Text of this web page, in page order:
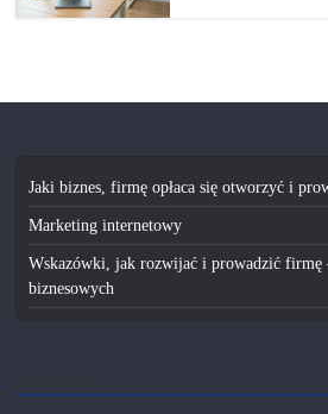
Jaki biznes, firmę opłaca się otworzyć i
Marketing internetowy
Wskazówki, jak rozwijać i prowadzić firmę
biznesowych